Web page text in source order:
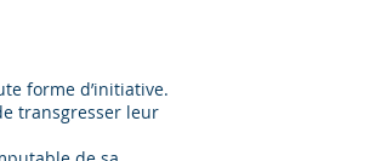
forme d’initiative.
transgresser leur